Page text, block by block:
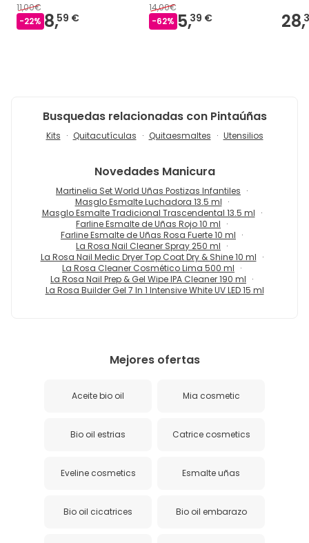
11,00€
-22% 8,59 €
14,00€
-62% 5,39 € 28,
Busquedas relacionadas con Pintaúñas
Kits Quitacutículas Quitaesmaltes Utensilios
Novedades Manicura
Martinelia Set World Uñas Postizas Infantiles
Masglo Esmalte Luchadora 13.5 ml
Masglo Esmalte Tradicional Trascendental 13.5 ml
Farline Esmalte de Uñas Rojo 10 ml
Farline Esmalte de Uñas Rosa Fuerte 10 ml
La Rosa Nail Cleaner Spray 250 ml
La Rosa Nail Medic Dryer Top Coat Dry & Shine 10 ml
La Rosa Cleaner Cosmético Lima 500 ml
La Rosa Nail Prep & Gel Wipe IPA Cleaner 190 ml
La Rosa Builder Gel 7 In 1 Intensive White UV LED 15 ml
Mejores ofertas
Aceite bio oil Mia cosmetic
Bio oil estrias Catrice cosmetics
Eveline cosmetics Esmalte uñas
Bio oil cicatrices Bio oil embarazo